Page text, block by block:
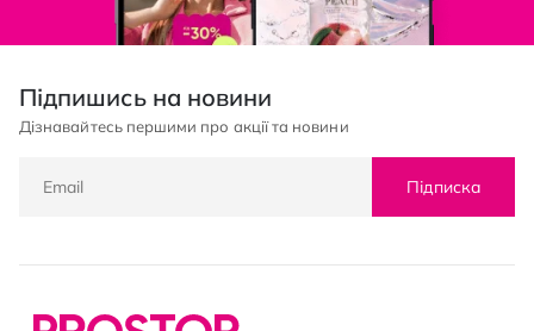
Підпишись на новини
Дізнавайтесь першими про акції та новини
Підписка